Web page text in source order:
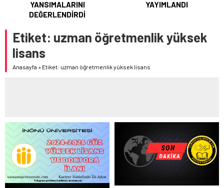
YANSIMALARINI
DEĞERLENDİRDİ
YAYIMLANDI
Etiket: uzman öğretmenlik yüksek
lisans
Anasayfa » Etiket: uzman öğretmenlik yüksek lisans